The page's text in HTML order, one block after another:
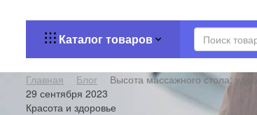
Каталог товаров
Главная Блог
Высота массажного стола:
29 сентября 2023
Красота и здоровье